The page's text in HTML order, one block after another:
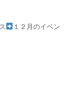
１２月のイベン